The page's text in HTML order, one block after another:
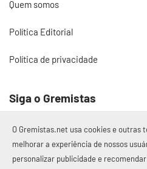
Quem somos
Política Editorial
Política de privacidade
Siga o Gremistas
© 2017 – 2026
O Gremistas.net usa cookies e outras
melhorar a experiência de nossos
personalizar publicidade e